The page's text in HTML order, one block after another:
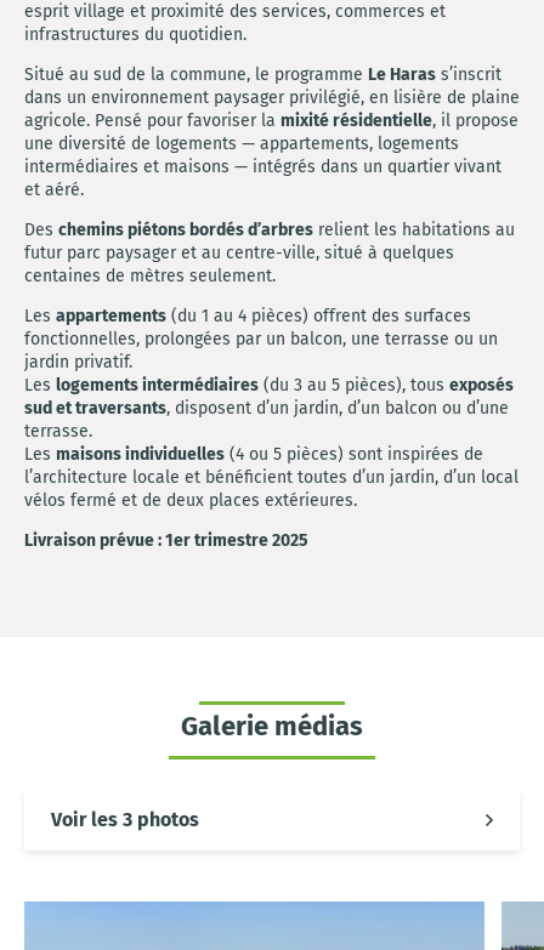
esprit village et proximité des services, commerces et
infrastructures du quotidien.
Situé au sud de la commune, le programme Le Haras s’inscrit
dans un environnement paysager privilégié, en lisière de plaine
agricole. Pensé pour favoriser la mixité résidentielle, il propose
une diversité de logements — appartements, logements
intermédiaires et maisons — intégrés dans un quartier vivant
et aéré.
Des chemins piétons bordés d’arbres relient les habitations au
futur parc paysager et au centre-ville, situé à quelques
centaines de mètres seulement.
Les appartements (du 1 au 4 pièces) offrent des surfaces
fonctionnelles, prolongées par un balcon, une terrasse ou un
jardin privatif.
Les logements intermédiaires (du 3 au 5 pièces), tous exposés
sud et traversants, disposent d’un jardin, d’un balcon ou d’une
terrasse.
Les maisons individuelles (4 ou 5 pièces) sont inspirées de
l’architecture locale et bénéficient toutes d’un jardin, d’un local
vélos fermé et de deux places extérieures.
Livraison prévue : 1er trimestre 2025
Galerie médias
Voir les 3 photos